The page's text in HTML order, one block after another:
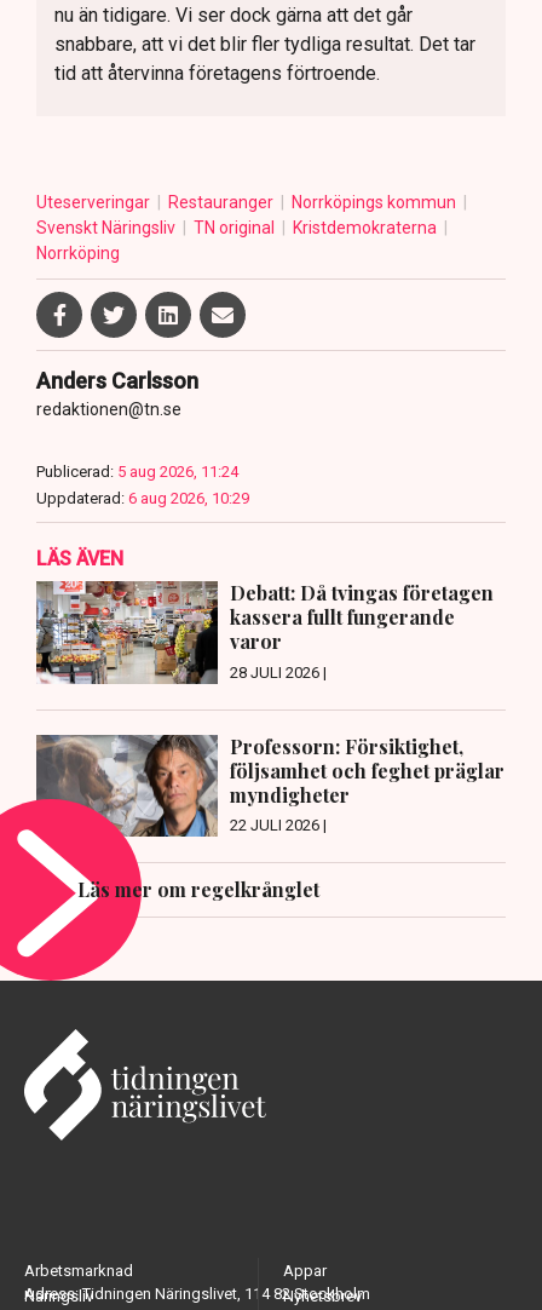
nu än tidigare. Vi ser dock gärna att det går
snabbare, att vi det blir fler tydliga resultat. Det tar
tid att återvinna företagens förtroende.
Uteserveringar Restauranger
Norrköpings kommun
Svenskt Näringsliv
TN original
Kristdemokraterna
Norrköping
Anders Carlsson
redaktionen@tn.se
Publicerad: 5 aug 2026, 11:24
Uppdaterad: 6 aug 2026, 10:29
LÄS ÄVEN
Debatt: Då tvingas företagen
kassera fullt fungerande
varor
28 JULI 2026 |
Professorn: Försiktighet,
följsamhet och feghet präglar
myndigheter
22 JULI 2026 |
Läs mer om regelkrånglet
Adress: Tidningen Näringslivet, 114 82 Stockholm
Arbetsmarknad
Näringsliv
Appar
Nyhetsbrev